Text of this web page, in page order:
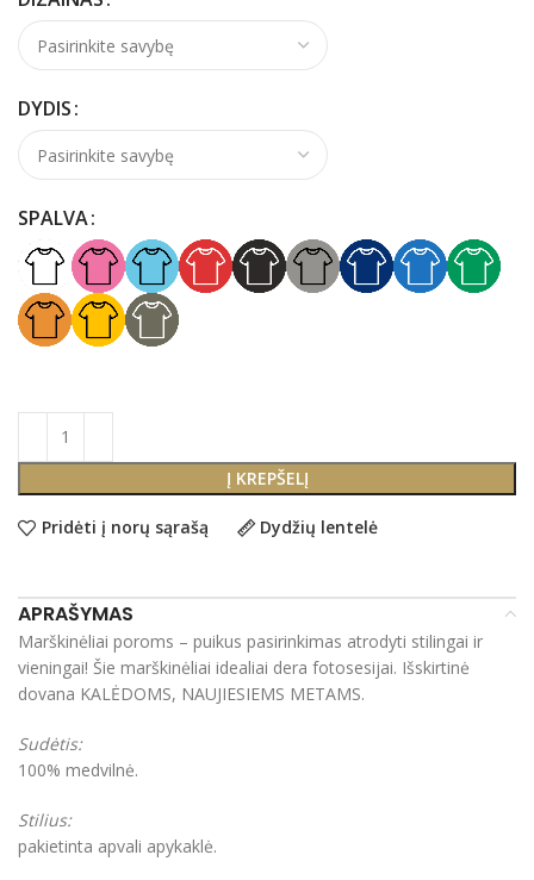
DYDIS
SPALVA
Į KREPŠELĮ
Pridėti į norų sąrašą Dydžių lentelė
APRAŠYMAS
Marškinėliai poroms – puikus pasirinkimas atrodyti stilingai ir
vieningai! Šie marškinėliai idealiai dera fotosesijai. Išskirtinė
dovana KALĖDOMS, NAUJIESIEMS METAMS.
Sudėtis:
100% medvilnė.
Stilius:
pakietinta apvali apykaklė.